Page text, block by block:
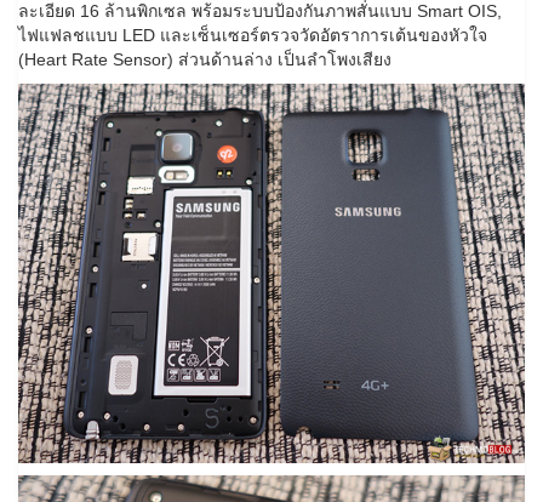
ละเอียด 16 ล้านพิกเซล พร้อมระบบป้องกันภาพสั่นแบบ Smart OIS,
ไฟแฟลชแบบ LED และเซ็นเซอร์ตรวจวัดอัตราการเต้นของหัวใจ
(Heart Rate Sensor) ส่วนด้านล่าง เป็นลำโพงเสียง